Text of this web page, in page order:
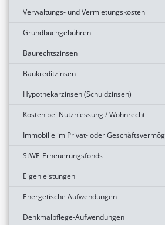
Verwaltungs- und Vermietungskosten
Grundbuchgebühren
Baurechtszinsen
Baukreditzinsen
Hypothekarzinsen (Schuldzinsen)
Kosten bei Nutzniessung / Wohnrecht
Immobilie im Privat- oder
StWE-Erneuerungsfonds
Eigenleistungen
Energetische Aufwendungen
Denkmalpflege-Aufwendungen